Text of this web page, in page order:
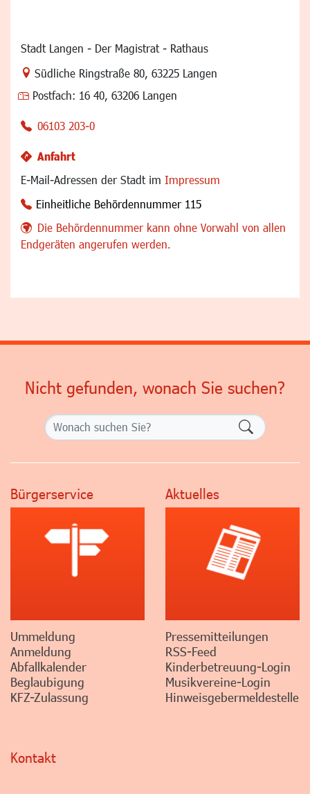
Stadt Langen - Der Magistrat - Rathaus
Link zur Google-Maps Navigation
Südliche Ringstraße 80, 63225 Langen
Postfach: 16 40, 63206 Langen
06103 203-0
Anfahrt
E-Mail-Adressen der Stadt im Impressum
Einheitliche Behördennummer 115
Die Behördennummer kann ohne Vorwahl von allen
Endgeräten angerufen werden.
Nicht gefunden, wonach Sie suchen?
Bürgerservice
Ummeldung
Anmeldung
Abfallkalender
Beglaubigung
KFZ-Zulassung
Aktuelles
Pressemitteilungen
RSS-Feed
Kinderbetreuung-Login
Musikvereine-Login
Hinweisgebermeldestelle
Kontakt